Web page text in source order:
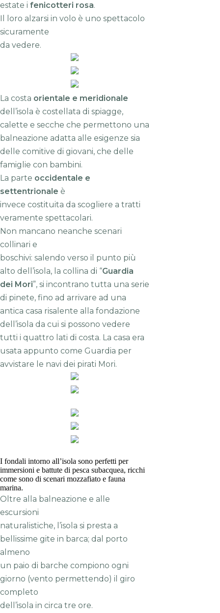
estate i fenicotteri rosa.
Il loro alzarsi in volo è uno spettacolo
sicuramente
da vedere.
La costa orientale e meridionale
dell’isola è costellata di spiagge,
calette e secche che permettono una
balneazione adatta alle esigenze sia
delle comitive di giovani, che delle
famiglie con bambini.
La parte occidentale e
settentrionale è
invece costituita da scogliere a tratti
veramente spettacolari.
Non mancano neanche scenari
collinari e
boschivi: salendo verso il punto più
alto dell’isola, la collina di “Guardia
dei Mori”, si incontrano tutta una serie
di pinete, fino ad arrivare ad una
antica casa risalente alla fondazione
dell’isola da cui si possono vedere
tutti i quattro lati di costa. La casa era
usata appunto come Guardia per
avvistare le navi dei pirati Mori.
I fondali intorno all’isola sono perfetti per
immersioni e battute di pesca subacquea, ricchi
come sono di scenari mozzafiato e fauna
marina.
Oltre alla balneazione e alle
escursioni
naturalistiche, l’isola si presta a
bellissime gite in barca; dal porto
almeno
un paio di barche compiono ogni
giorno (vento permettendo) il giro
completo
dell’isola in circa tre ore.